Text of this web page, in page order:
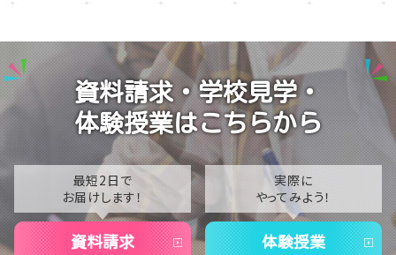
催中
【川崎】8月土曜日説明会開催✨
【川崎】夏休み授業見学のお知らせ✨
2025
2024
2023
2021
資料請求・学校見学・
体験授業はこちらから
最短2日で
お届けします！
資料請求
実際に
やってみよう！
体験授業